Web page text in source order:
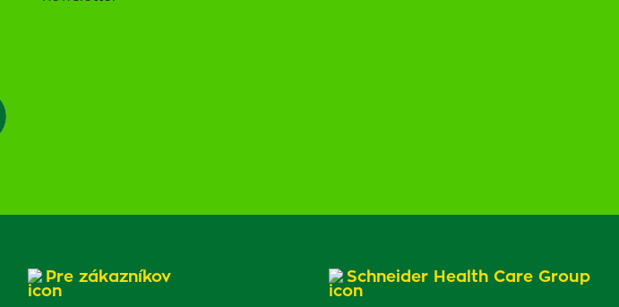
Pre zákazníkov Schneider Health Care Group